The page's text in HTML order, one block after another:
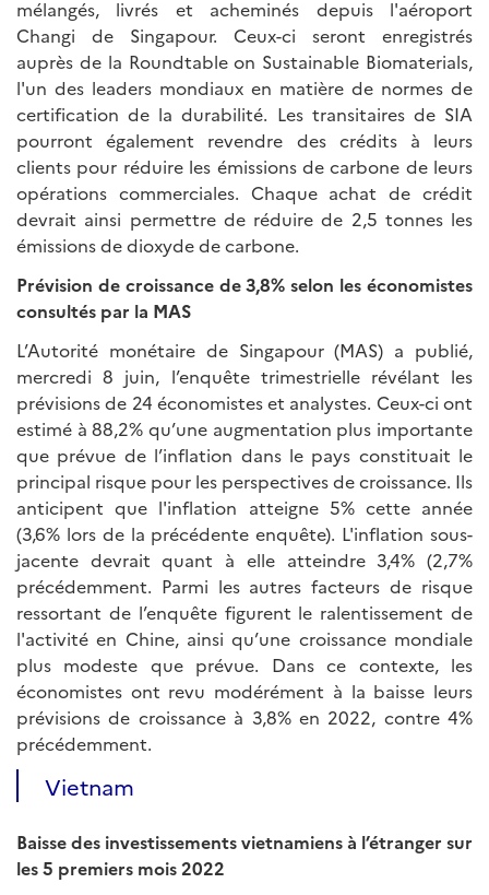
mélangés, livrés et acheminés depuis l'aéroport
Changi de Singapour. Ceux-ci seront enregistrés
auprès de la Roundtable on Sustainable Biomaterials,
l'un des leaders mondiaux en matière de normes de
certification de la durabilité. Les transitaires de SIA
pourront également revendre des crédits à leurs
clients pour réduire les émissions de carbone de leurs
opérations commerciales. Chaque achat de crédit
devrait ainsi permettre de réduire de 2,5 tonnes les
émissions de dioxyde de carbone.
Prévision de croissance de 3,8% selon les économistes
consultés par la MAS
L’Autorité monétaire de Singapour (MAS) a publié,
mercredi 8 juin, l’enquête trimestrielle révélant les
prévisions de 24 économistes et analystes. Ceux-ci ont
estimé à 88,2% qu’une augmentation plus importante
que prévue de l’inflation dans le pays constituait le
principal risque pour les perspectives de croissance. Ils
anticipent que l'inflation atteigne 5% cette année
(3,6% lors de la précédente enquête). L'inflation sous-
jacente devrait quant à elle atteindre 3,4% (2,7%
précédemment. Parmi les autres facteurs de risque
ressortant de l’enquête figurent le ralentissement de
l'activité en Chine, ainsi qu’une croissance mondiale
plus modeste que prévue. Dans ce contexte, les
économistes ont revu modérément à la baisse leurs
prévisions de croissance à 3,8% en 2022, contre 4%
précédemment.
Vietnam
Baisse des investissements vietnamiens à l’étranger sur
les 5 premiers mois 2022